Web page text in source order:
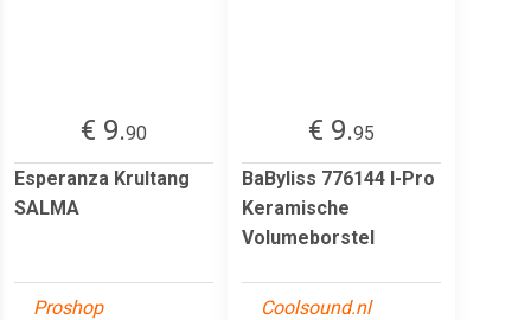
€ 9.90
Esperanza Krultang
SALMA
Proshop
€ 9.95
BaByliss 776144 I-Pro
Keramische
Volumeborstel
Coolsound.nl